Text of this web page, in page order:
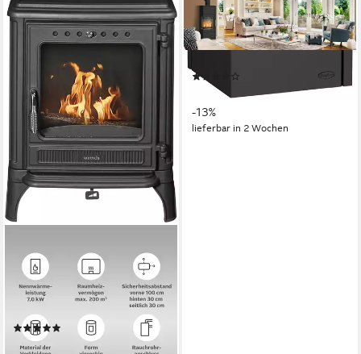
7,2 kW
Nennwärmeleistung
83 % Wirkungsgrad
140 m³
max. Raumheizvermögen
Produktdatenblatt
985,00 € UVP1.319,00 €
Kaminofen »Royal Stahl«
6,6 kW Nennwärmeleistung
108 m³ max. Raumheizvermögen
ab 2.028,12 € UVP2.334,00 €
-13%
lieferbar in 2 Wochen